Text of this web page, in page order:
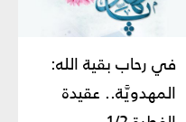
في رحاب بقية الله:
المهدويَّة.. عقيدة